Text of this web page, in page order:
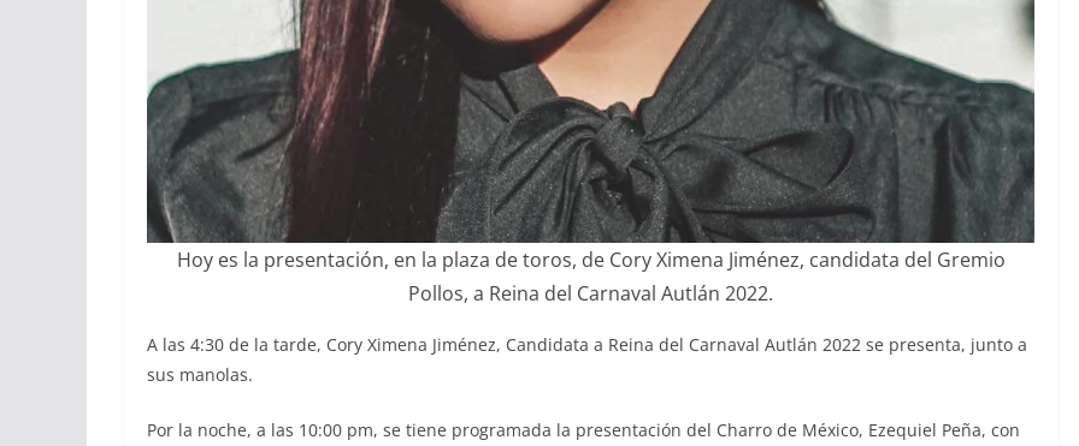
Hoy es la presentación, en la plaza de toros, de Cory Ximena Jiménez, candidata del Gremio
Pollos, a Reina del Carnaval Autlán 2022.
A las 4:30 de la tarde, Cory Ximena Jiménez, Candidata a Reina del Carnaval Autlán 2022 se presenta, junto a
sus manolas.
Por la noche, a las 10:00 pm, se tiene programada la presentación del Charro de México, Ezequiel Peña, con